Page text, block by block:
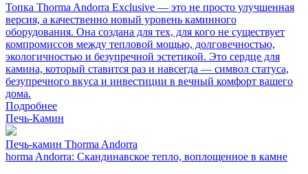
Топка Thorma Andorra Exclusive — это не просто улучшенная
версия, а качественно новый уровень каминного
оборудования. Она создана для тех, для кого не существует
компромиссов между тепловой мощью, долговечностью,
экологичностью и безупречной эстетикой. Это сердце для
камина, который ставится раз и навсегда — символ статуса,
безупречного вкуса и инвестиции в вечный комфорт вашего
дома.
Подробнее
Печь-Камин
Печь-камин Thorma Andorra
horma Andorra: Скандинавское тепло, воплощенное в камне